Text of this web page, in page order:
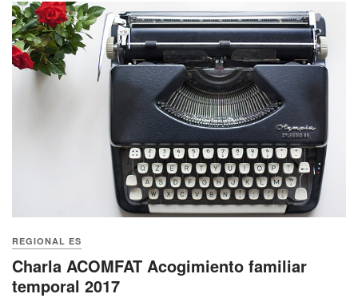
REGIONAL ES
Charla ACOMFAT Acogimiento familiar
temporal 2017